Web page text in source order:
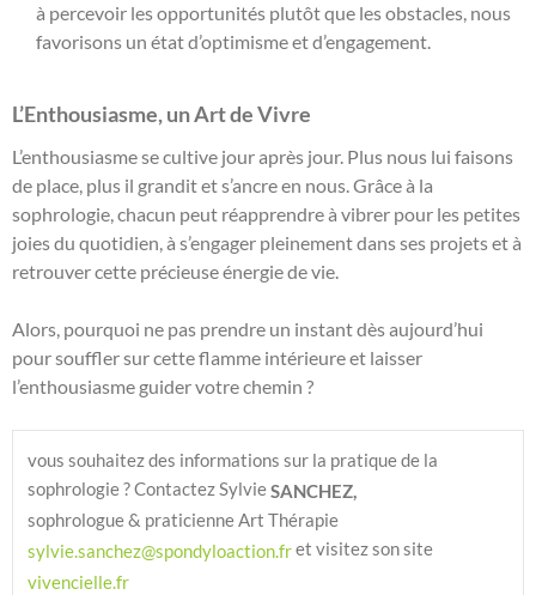
à percevoir les opportunités plutôt que les obstacles, nous
favorisons un état d’optimisme et d’engagement.
L’Enthousiasme, un Art de Vivre
L’enthousiasme se cultive jour après jour. Plus nous lui faisons
de place, plus il grandit et s’ancre en nous. Grâce à la
sophrologie, chacun peut réapprendre à vibrer pour les petites
joies du quotidien, à s’engager pleinement dans ses projets et à
retrouver cette précieuse énergie de vie.
Alors, pourquoi ne pas prendre un instant dès aujourd’hui
pour souffler sur cette flamme intérieure et laisser
l’enthousiasme guider votre chemin ?
vous souhaitez des informations sur la pratique de la
sophrologie ? Contactez Sylvie
sophrologue & praticienne Art Thérapie
sylvie.sanchez@spondyloaction.fr
vivencielle.fr